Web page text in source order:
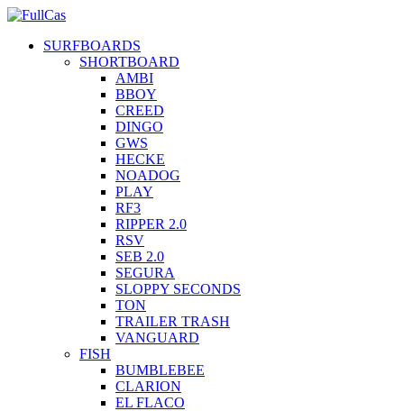
SURFBOARDS
SHORTBOARD
AMBI
BBOY
CREED
DINGO
GWS
HECKE
NOADOG
PLAY
RF3
RIPPER 2.0
RSV
SEB 2.0
SEGURA
SLOPPY SECONDS
TON
TRAILER TRASH
VANGUARD
FISH
BUMBLEBEE
CLARION
EL FLACO